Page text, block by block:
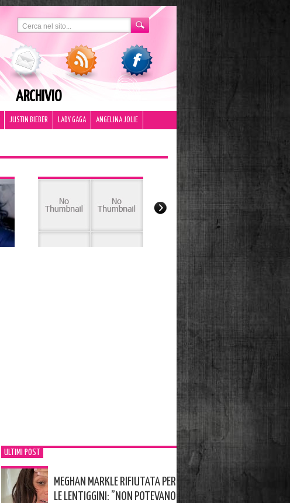
ARCHIVIO
JUSTIN BIEBER LADY GAGA ANGELINA JOLIE
ULTIMI POST
MEGHAN MARKLE RIFIUTATA PER
LE LENTIGGINI: ”NON POTEVANO